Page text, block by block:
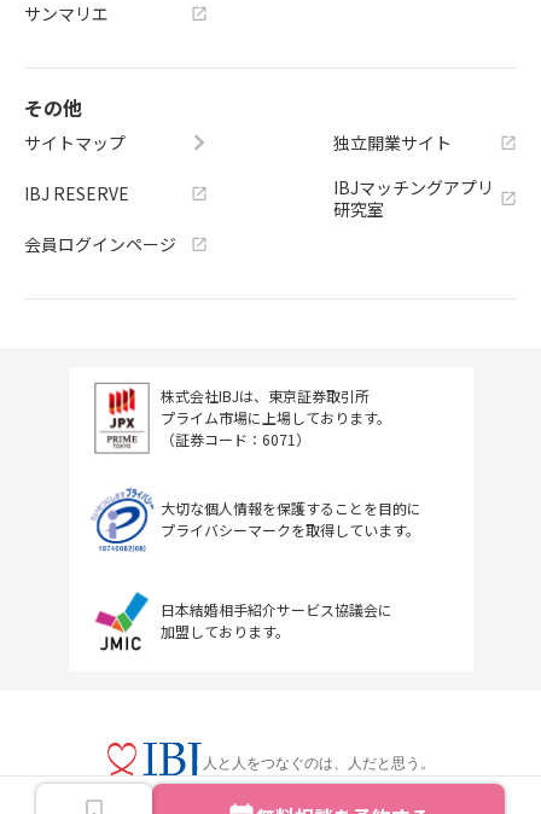
サンマリエ
その他
サイトマップ
IBJ RESERVE
会員ログインページ
独立開業サイト
IBJマッチングアプリ
研究室
株式会社IBJは、東京証券取引所
プライム市場に上場しております。
（証券コード：6071）
大切な個人情報を保護することを目的に
プライバシーマークを取得しています。
日本結婚相手紹介サービス協議会に
加盟しております。
人と人をつなぐのは、人だと思う。